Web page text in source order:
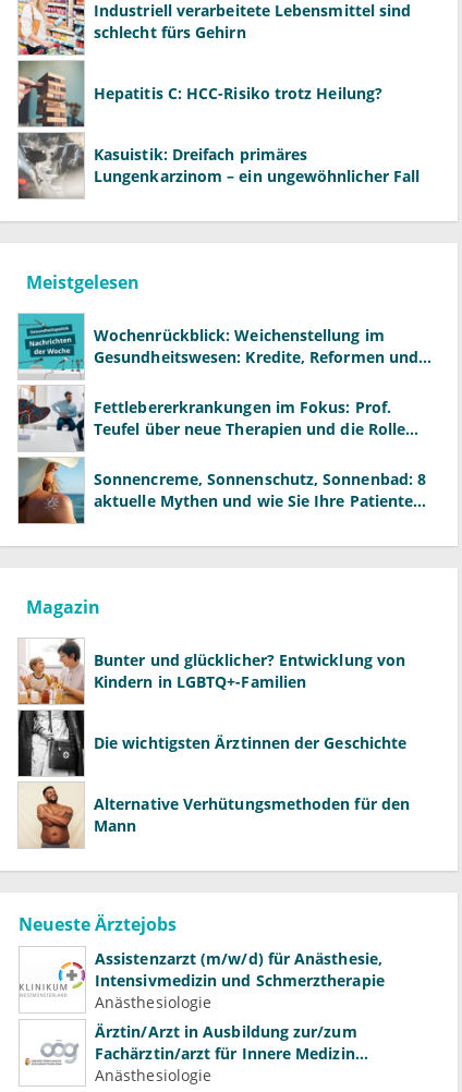
Industriell verarbeitete Lebensmittel sind
schlecht fürs Gehirn
Hepatitis C: HCC-Risiko trotz Heilung?
Kasuistik: Dreifach primäres
Lungenkarzinom – ein ungewöhnlicher Fall
Meistgelesen
Wochenrückblick: Weichenstellung im
Gesundheitswesen: Kredite, Reformen und
Fettlebererkrankungen im Fokus: Prof.
Teufel über neue Therapien und die Rolle
Sonnencreme, Sonnenschutz, Sonnenbad: 8
aktuelle Mythen und wie Sie Ihre Patienten
Magazin
Bunter und glücklicher? Entwicklung von
Kindern in LGBTQ+-Familien
Die wichtigsten Ärztinnen der Geschichte
Alternative Verhütungsmethoden für den
Mann
Neueste Ärztejobs
Assistenzarzt (m/w/d) für Anästhesie,
Intensivmedizin und Schmerztherapie
Anästhesiologie
Ärztin/Arzt in Ausbildung zur/zum
Fachärztin/arzt für Innere Medizin
(Kardiologie, Nephrologie, Intensivmedizin)
Anästhesiologie